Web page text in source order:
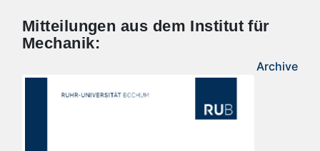
Mitteilungen aus dem Institut für
Mechanik:
Archive